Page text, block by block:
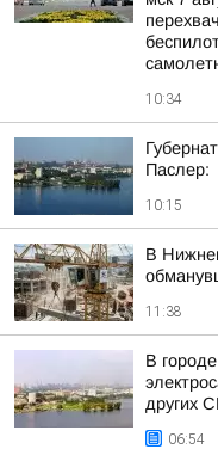
10:34
Паслер:
10:15
В
11:38
В
других
06:54